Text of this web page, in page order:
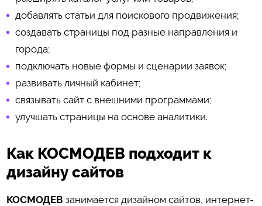
добавлять статьи для поискового продвижения;
создавать страницы под разные направления и
города;
подключать новые формы и сценарии заявок;
развивать личный кабинет;
связывать сайт с внешними программами;
улучшать страницы на основе аналитики.
Как КОСМОДЕВ подходит к
дизайну сайтов
КОСМОДЕВ занимается дизайном сайтов, интернет-